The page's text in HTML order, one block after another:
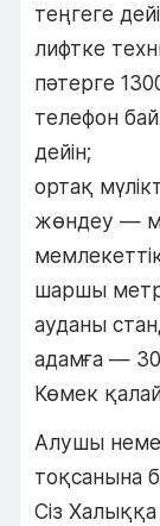
теңгеге
лифтке
пәтерге
телефон
дейін;
ортақ
жөндеу —
шаршы
ауданы
адамға — 30
Көмек
Алушы
тоқсанына
Сіз